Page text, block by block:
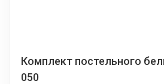
Комплект постельного
050